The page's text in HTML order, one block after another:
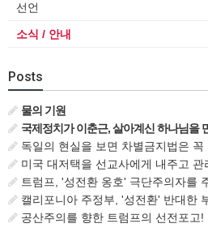
선언
소식 / 안내
Posts
물의 기원
국제정치가 이춘근, 살아계신 하나님을
독일의 현실을 보면 차별금지법은 꼭
미국 대저택을 선교사에게 내주고 관리비만 집
트럼프, '성전환 옹호' 극단주의자를 주요 위협으로
캘리포니아 주정부, '성전환' 반대한 부모에게
공산주의를 향한 트럼프의 선전포고!